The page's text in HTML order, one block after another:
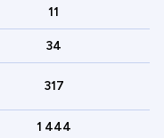
11
34
317
1 444